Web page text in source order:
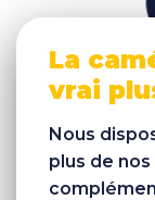
La
vrai
Nous
plus de